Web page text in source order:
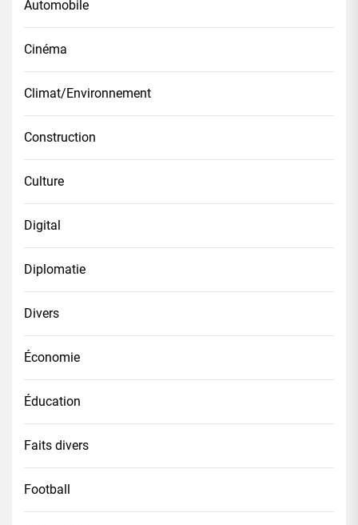
Automobile
Cinéma
Climat/Environnement
Construction
Culture
Digital
Diplomatie
Divers
Économie
Éducation
Faits divers
Football